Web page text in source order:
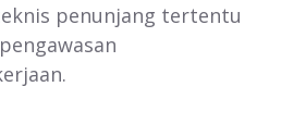
penunjang tertentu